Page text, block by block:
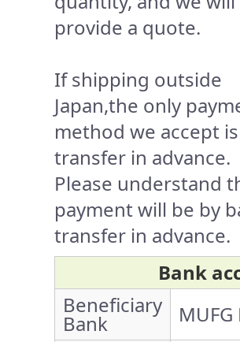
provide a quote.
If shipping outside
Japan,the only
method we accept
transfer in advance.
Please understand
payment will be by
transfer in advance.
Bank
Beneficiary
Bank
MUFG